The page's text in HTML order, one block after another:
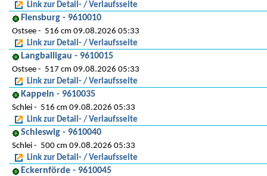
Link zur Detail- / Verlaufsseite
Flensburg - 9610010
Ostsee
516 cm 09.08.2026 05:33
Link zur Detail- / Verlaufsseite
Langballigau - 9610015
Ostsee
517 cm 09.08.2026 05:33
Link zur Detail- / Verlaufsseite
Kappeln - 9610035
Schlei
516 cm 09.08.2026 05:33
Link zur Detail- / Verlaufsseite
Schleswig - 9610040
Schlei
500 cm 09.08.2026 05:33
Link zur Detail- / Verlaufsseite
Eckernförde - 9610045